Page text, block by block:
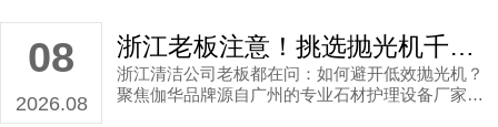
08
2026.08
浙江老板注意！挑选抛光机千万别踩坑，教你锁定靠谱的浙江高速抛光机生产厂家！
浙江清洁公司老板都在问：如何避开低效抛光机？
聚焦伽华品牌源自广州的专业石材护理设备厂家，